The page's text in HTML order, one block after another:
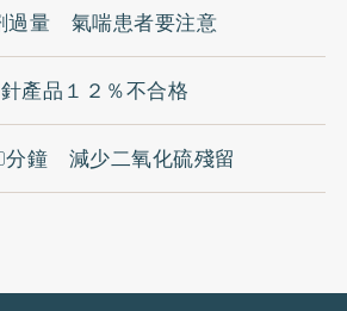
過量 氣喘患者要注意
產品１２％不合格
分鐘 減少二氧化硫殘留